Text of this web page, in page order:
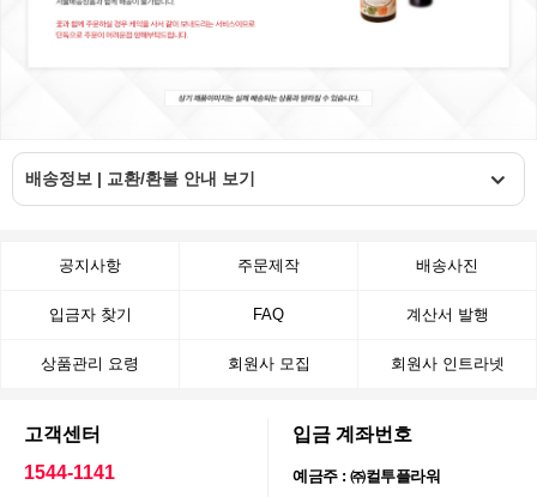
배송정보 | 교환/환불 안내 보기
공지사항 주문제작 배송사진
입금자 찾기 FAQ 계산서 발행
상품관리 요령 회원사 모집 회원사 인트라넷
고객센터
1544-1141
입금 계좌번호
예금주 : ㈜컬투플라워